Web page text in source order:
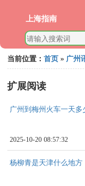
上海指南
当前位置： 首页 » 广州
扩展阅读
广州到梅州火车一天多
2025-10-20 08:57:32
杨柳青是天津什么地方